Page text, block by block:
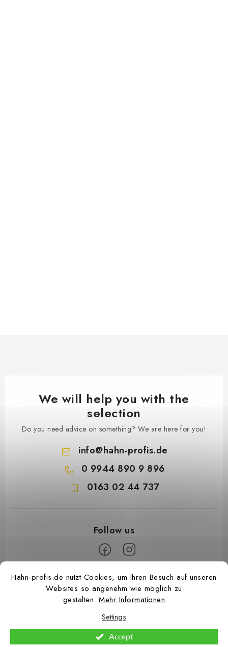
Hahn-profis.de nutzt Cookies, um Ihren Besuch auf unseren
Websites so angenehm wie möglich zu
gestalten.Mehr Informationen
Settings
Accept
We will help you with the
selection
Do you need advice on something? We are here for you!
info@hahn-profis.de
0 9944 890 9 896
0163 02 44 737
Copyright 2026Hahn Profis. All rights reserved.Edit cookie settings